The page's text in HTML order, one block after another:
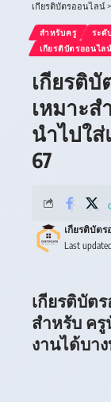
เกียรติบัตรออนไลน์>
สำหรับครู ระดั
เกียรติบัตรออนไ
เกียรติ
เหมาะ
นำไปใ
67
Last
เกียรติบัตร
เกียรติบัต
สำหรับ ค
งานได้บา